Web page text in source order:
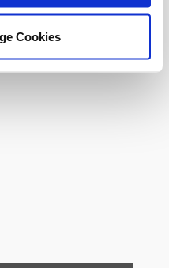
Cookies
1
...